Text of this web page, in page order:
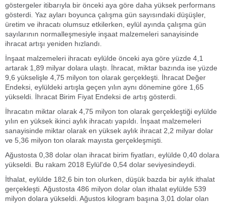
göstergeler itibarıyla bir önceki aya göre daha yüksek performans
gösterdi. Yaz ayları boyunca çalışma gün sayısındaki düşüşler,
üretim ve ihracatı olumsuz etkilerken, eylül ayında çalışma gün
sayılarının normalleşmesiyle inşaat malzemeleri sanayisinde
ihracat artışı yeniden hızlandı.
İnşaat malzemeleri ihracatı eylülde önceki aya göre yüzde 4,1
artarak 1,89 milyar dolara ulaştı. İhracat, miktar bazında ise yüzde
9,6 yükselişle 4,75 milyon ton olarak gerçekleşti. İhracat Değer
Endeksi, eylüldeki artışla geçen yılın aynı dönemine göre 1,65
yükseldi. İhracat Birim Fiyat Endeksi de artış gösterdi.
İhracatın miktar olarak 4,75 milyon ton olarak gerçekleştiği eylülde
yılın en yüksek ikinci aylık ihracatı yapıldı. İnşaat malzemeleri
sanayisinde miktar olarak en yüksek aylık ihracat 2,2 milyar dolar
ve 5,36 milyon ton olarak mayısta gerçekleşmişti.
Ağustosta 0,38 dolar olan ihracat birim fiyatları, eylülde 0,40 dolara
yükseldi. Bu rakam 2018 Eylül'de 0,54 dolar seviyesindeydi.
İthalat, eylülde 182,6 bin ton olurken, düşük bazda bir aylık ithalat
gerçekleşti. Ağustosta 486 milyon dolar olan ithalat eylülde 539
milyon dolara yükseldi. Ağustos kilogram başına 3,01 dolar olan